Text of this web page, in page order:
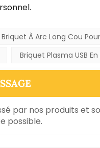
Briquet À Arc Long Cou
Briquet Plasma USB
par nos produits et
possible.